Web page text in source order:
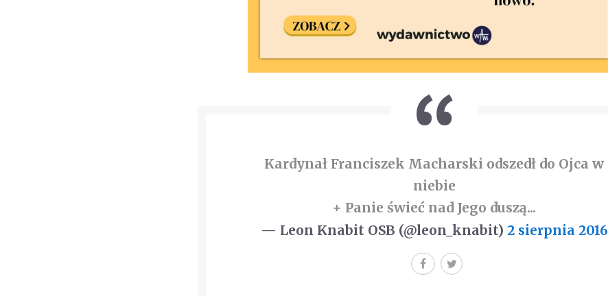
Kardynał Franciszek Macharski odszedł do Ojca w
niebie
+ Panie świeć nad Jego duszą...
— Leon Knabit OSB (@leon_knabit) 2 sierpnia 2016